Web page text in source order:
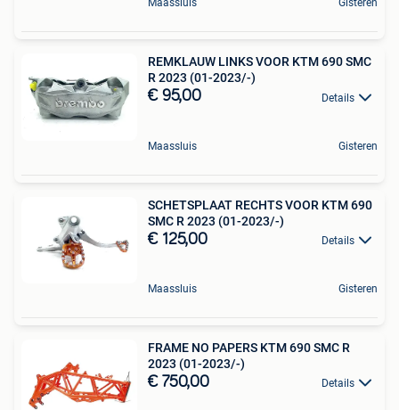
Maassluis Gisteren
REMKLAUW LINKS VOOR KTM 690 SMC
R 2023 (01-2023/-)
€ 95,00 Details
Maassluis Gisteren
SCHETSPLAAT RECHTS VOOR KTM 690
SMC R 2023 (01-2023/-)
€ 125,00 Details
Maassluis Gisteren
FRAME NO PAPERS KTM 690 SMC R
2023 (01-2023/-)
€ 750,00 Details